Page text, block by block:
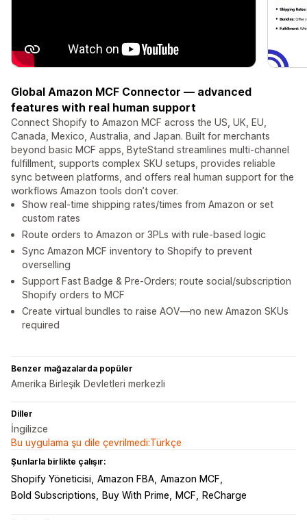
Global Amazon MCF Connector — advanced
features with real human support
Connect Shopify to Amazon MCF across the US, UK, EU,
Canada, Mexico, Australia, and Japan. Built for merchants
beyond basic MCF apps, ByteStand streamlines multi-channel
fulfillment, supports complex SKU setups, provides reliable
sync between platforms, and offers real human support for the
workflows Amazon tools don’t cover.
Show real-time shipping rates/times from Amazon or set
custom rates
Route orders to Amazon or 3PLs with rule-based logic
Sync Amazon MCF inventory to Shopify to prevent
overselling
Support Fast Badge & Pre-Orders; route social/subscription
Shopify orders to MCF
Create virtual bundles to raise AOV—no new Amazon SKUs
required
Benzer mağazalarda popüler
Amerika Birleşik Devletleri merkezli
Diller
İngilizce
Bu uygulama şu dile çevrilmedi:Türkçe
Şunlarla birlikte çalışır:
Shopify Yöneticisi Amazon FBA Amazon MCF
Bold Subscriptions
Buy With Prime MCF ReCharge